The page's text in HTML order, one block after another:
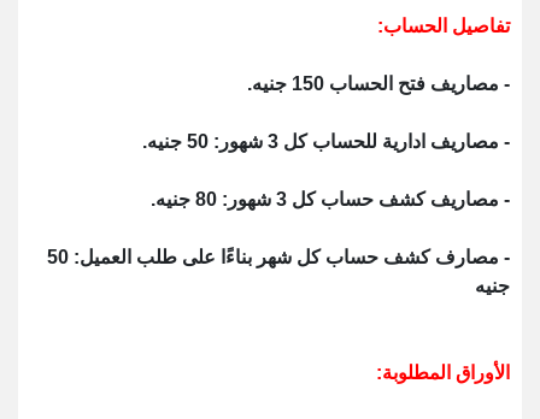
تفاصيل الحساب:
- مصاريف فتح الحساب 150 جنيه.
- مصاريف ادارية للحساب كل 3 شهور: 50 جنيه.
- مصاريف كشف حساب كل 3 شهور: 80 جنيه.
- مصارف كشف حساب كل شهر بناءًا على طلب العميل: 50
جنيه
الأوراق المطلوبة: